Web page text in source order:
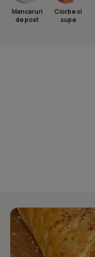
Mancaruri
de post
Ciorbe si
supe